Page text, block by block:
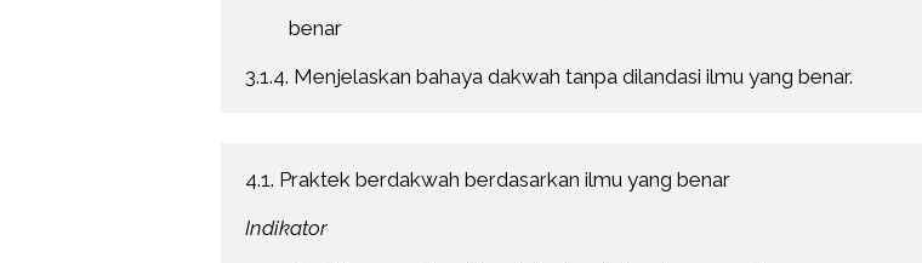
         benar
3.1.4. Menjelaskan bahaya dakwah tanpa dilandasi ilmu yang benar.
4.1. Praktek berdakwah berdasarkan ilmu yang benar
Indikator